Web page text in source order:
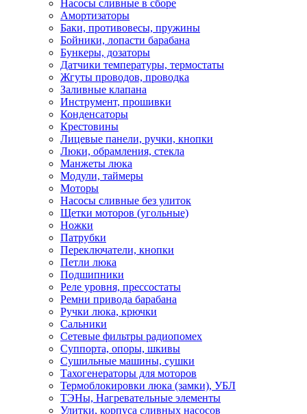
Насосы сливные в сборе
Амортизаторы
Баки, противовесы, пружины
Бойники, лопасти барабана
Бункеры, дозаторы
Датчики температуры, термостаты
Жгуты проводов, проводка
Заливные клапана
Инструмент, прошивки
Конденсаторы
Крестовины
Лицевые панели, ручки, кнопки
Люки, обрамления, стекла
Манжеты люка
Модули, таймеры
Моторы
Насосы сливные без улиток
Щетки моторов (угольные)
Ножки
Патрубки
Переключатели, кнопки
Петли люка
Подшипники
Реле уровня, прессостаты
Ремни привода барабана
Ручки люка, крючки
Сальники
Сетевые фильтры радиопомех
Суппорта, опоры, шкивы
Сушильные машины, сушки
Тахогенераторы для моторов
Термоблокировки люка (замки), УБЛ
ТЭНы, Нагревательные элементы
Улитки, корпуса сливных насосов